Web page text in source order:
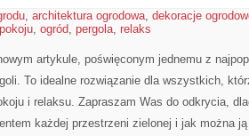
, architektura ogrodowa, dekoracje
, ogród, pergola, relaks
artykule, poświęconym jednemu z
⁣To idealne rozwiązanie dla wszystkich,
i relaksu. Zapraszam Was do odkrycia,⁢
każdej ‍przestrzeni zielonej i jak można